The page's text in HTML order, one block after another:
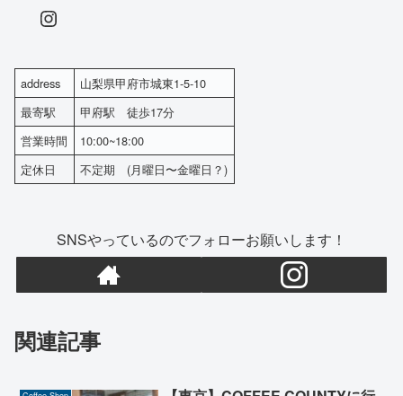
Instagram
address
山梨県甲府市城東1-5-10
最寄駅
甲府駅 徒歩17分
営業時間
10:00~18:00
定休日
不定期 (月曜日〜金曜日？)
SNSやっているのでフォローお願いします！
関連記事